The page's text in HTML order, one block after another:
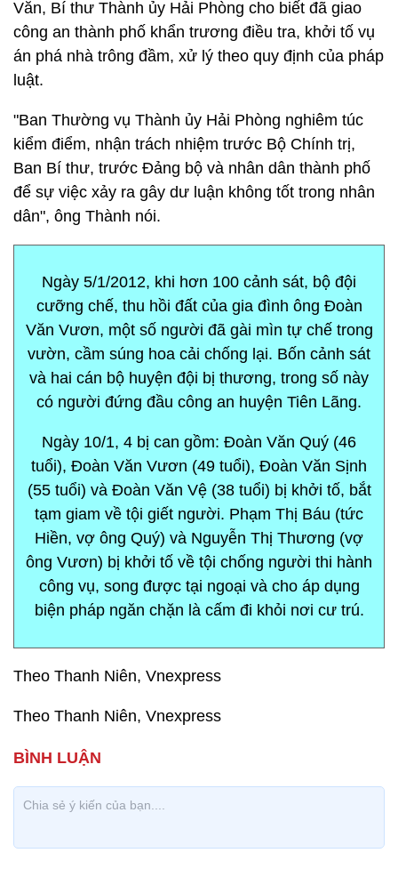
Văn, Bí thư Thành ủy Hải Phòng cho biết đã giao
công an thành phố khẩn trương điều tra, khởi tố vụ
án phá nhà trông đầm, xử lý theo quy định của pháp
luật.
"Ban Thường vụ Thành ủy Hải Phòng nghiêm túc
kiểm điểm, nhận trách nhiệm trước Bộ Chính trị,
Ban Bí thư, trước Đảng bộ và nhân dân thành phố
để sự việc xảy ra gây dư luận không tốt trong nhân
dân", ông Thành nói.
Ngày 5/1/2012, khi hơn 100 cảnh sát, bộ đội
cưỡng chế, thu hồi đất của gia đình ông Đoàn
Văn Vươn, một số người đã gài mìn tự chế trong
vườn, cầm súng hoa cải chống lại. Bốn cảnh sát
và hai cán bộ huyện đội bị thương, trong số này
có người đứng đầu công an huyện Tiên Lãng.
Ngày 10/1, 4 bị can gồm: Đoàn Văn Quý (46
tuổi), Đoàn Văn Vươn (49 tuổi), Đoàn Văn Sịnh
(55 tuổi) và Đoàn Văn Vệ (38 tuổi) bị khởi tố, bắt
tạm giam về tội giết người. Phạm Thị Báu (tức
Hiền, vợ ông Quý) và Nguyễn Thị Thương (vợ
ông Vươn) bị khởi tố về tội chống người thi hành
công vụ, song được tại ngoại và cho áp dụng
biện pháp ngăn chặn là cấm đi khỏi nơi cư trú.
Theo Thanh Niên, Vnexpress
Theo Thanh Niên, Vnexpress